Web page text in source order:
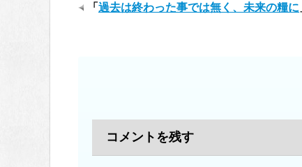
「 過去は終わった事では無く、未来の糧に
コメントを残す